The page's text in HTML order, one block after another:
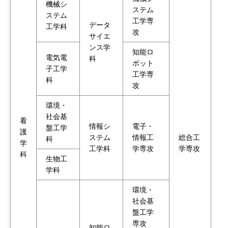
看
護
学
科
機械シ
ステム
工学科
データ
サイエ
ンス学
科
ステム
工学専
攻
総合工
学専攻
電気電
子工学
科
知能ロ
ボット
工学専
攻
環境・
社会基
盤工学
科
情報シ
ステム
工学科
電子・
情報工
学専攻
生物工
学科
環境・
社会基
盤工学
専攻